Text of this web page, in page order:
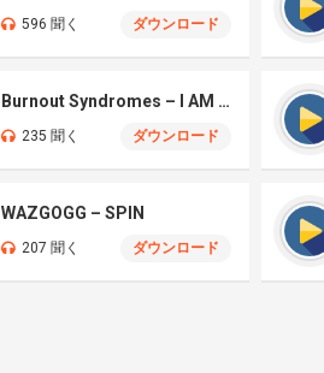
596 聞く ダウンロード
Burnout Syndromes – I AM A HERO
235 聞く ダウンロード
WAZGOGG – SPIN
207 聞く ダウンロード